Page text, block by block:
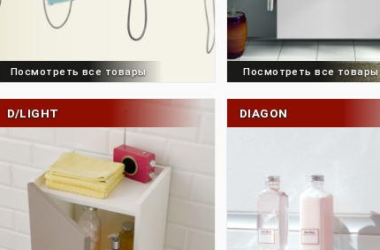
Посмотреть все товары
D/LIGHT DIAGON